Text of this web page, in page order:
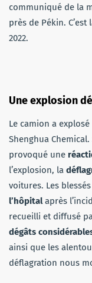
communiqué de la
près de Pékin.
2022.
Une explosion
Le camion a
Shenghua Chemical.
provoqué une
l’explosion, la
voitures. Les
l’hôpitalaprès
recueilli et diffusé
dégâts
ainsi que les
déflagration nous